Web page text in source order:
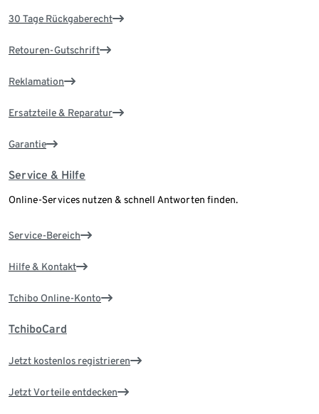
30 Tage Rückgaberecht
Retouren-Gutschrift
Reklamation
Ersatzteile & Reparatur
Garantie
Service & Hilfe
Online-Services nutzen & schnell Antworten finden.
Service-Bereich
Hilfe & Kontakt
Tchibo Online-Konto
TchiboCard
Jetzt kostenlos registrieren
Jetzt Vorteile entdecken